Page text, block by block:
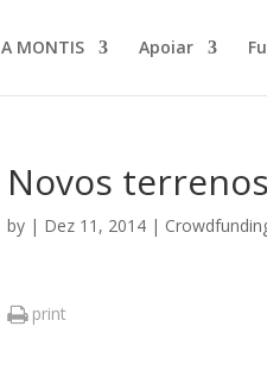
A MONTIS Apoiar
Novos
by | Dez 11, 2014 |
print